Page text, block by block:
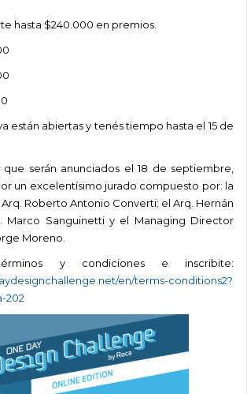
hasta $240.000 en premios.
están abiertas y tenés tiempo hasta el 15 de
que serán anunciados el 18 de septiembre,
un excelentísimo jurado compuesto por: la
Arq. Roberto Antonio Converti; el Arq. Hernán
Marco Sanguinetti y el Managing Director
Moreno.
y condiciones e inscribite:
en/terms-conditions2?
202